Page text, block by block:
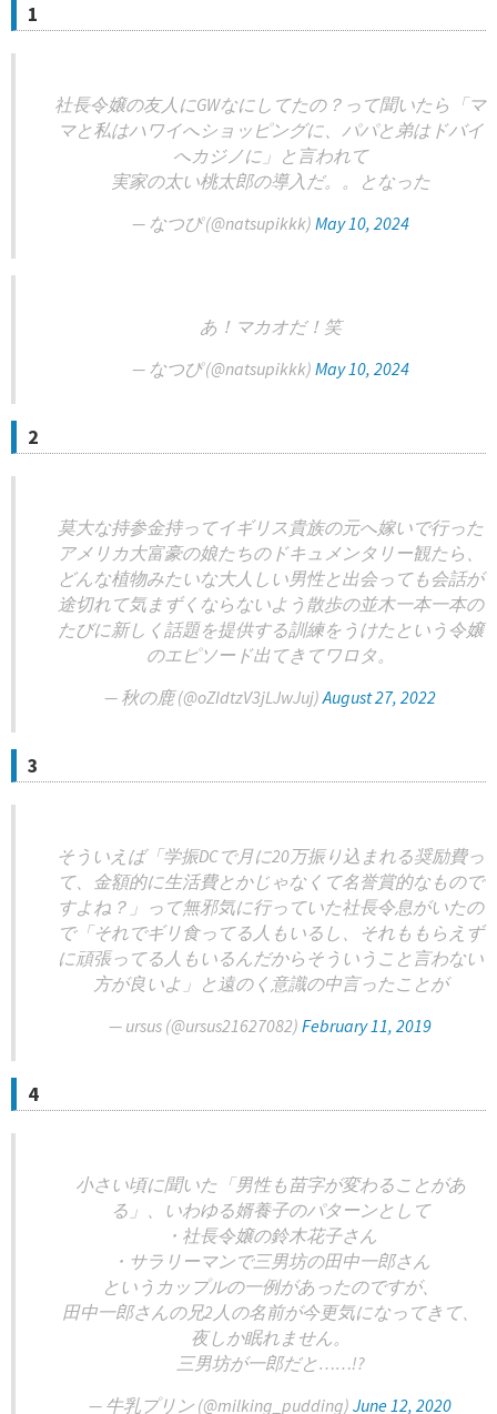
1
社長令嬢の友人にGWなにしてたの？って聞いたら「マ
マと私はハワイへショッピングに、パパと弟はドバイ
へカジノに」と言われて
実家の太い桃太郎の導入だ。。となった
— なつぴ (@natsupikkk) May 10, 2024
あ！マカオだ！笑
— なつぴ (@natsupikkk) May 10, 2024
2
莫大な持参金持ってイギリス貴族の元へ嫁いで行った
アメリカ大富豪の娘たちのドキュメンタリー観たら、
どんな植物みたいな大人しい男性と出会っても会話が
途切れて気まずくならないよう散歩の並木一本一本の
たびに新しく話題を提供する訓練をうけたという令嬢
のエピソード出てきてワロタ。
— 秋の鹿 (@oZIdtzV3jLJwJuj)August 27, 2022
3
そういえば「学振DCで月に20万振り込まれる奨励費っ
て、金額的に生活費とかじゃなくて名誉賞的なもので
すよね？」って無邪気に行っていた社長令息がいたの
で「それでギリ食ってる人もいるし、それももらえず
に頑張ってる人もいるんだからそういうこと言わない
方が良いよ」と遠のく意識の中言ったことが
— ursus (@ursus21627082) February 11, 2019
4
小さい頃に聞いた「男性も苗字が変わることがあ
る」、いわゆる婿養子のパターンとして
・社長令嬢の鈴木花子さん
・サラリーマンで三男坊の田中一郎さん
というカップルの一例があったのですが、
田中一郎さんの兄2人の名前が今更気になってきて、
夜しか眠れません。
三男坊が一郎だと……!?
— 牛乳プリン (@milking_pudding) June 12, 2020